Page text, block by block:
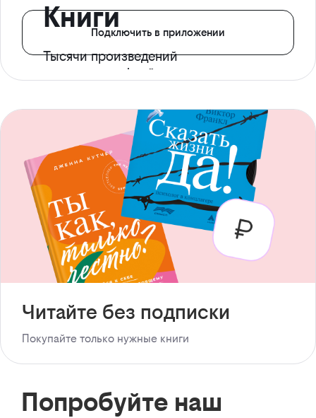
Книги
Тысячи произведений
с доступом офлайн
Подключить в приложении
Читайте без подписки
Покупайте только нужные книги
Попробуйте наш